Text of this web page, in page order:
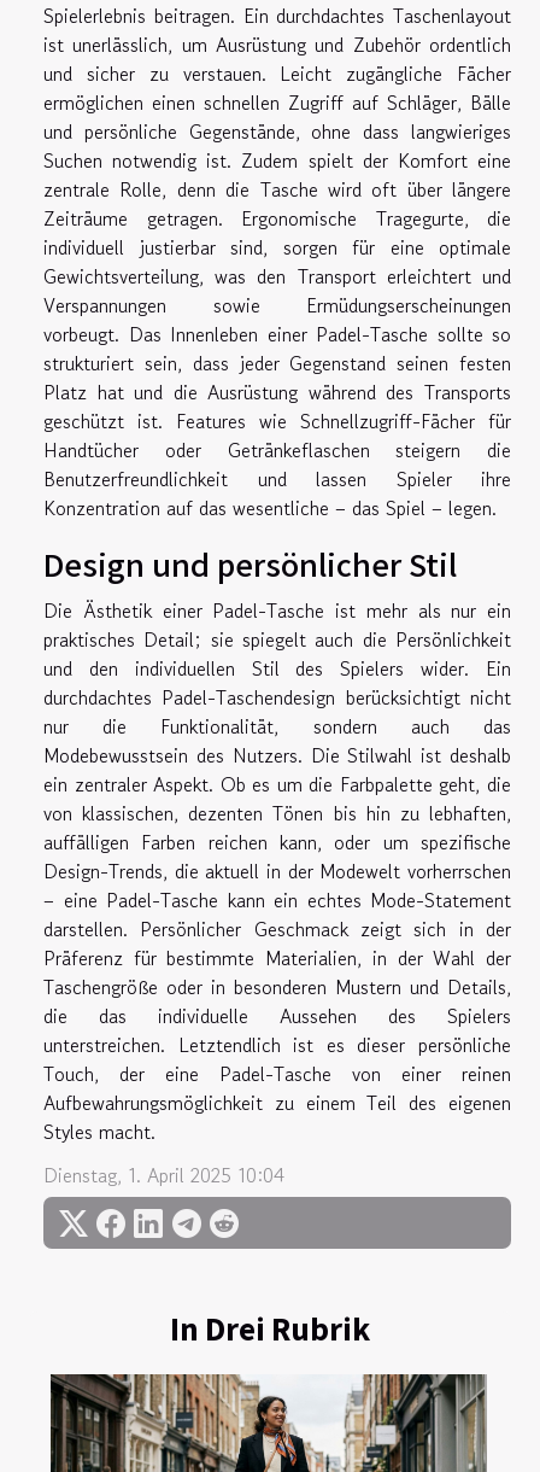
In Drei Rubrik
Spielerlebnis beitragen. Ein durchdachtes Taschenlayout
ist unerlässlich, um Ausrüstung und Zubehör ordentlich
und sicher zu verstauen. Leicht zugängliche Fächer
ermöglichen einen schnellen Zugriff auf Schläger, Bälle
und persönliche Gegenstände, ohne dass langwieriges
Suchen notwendig ist. Zudem spielt der Komfort eine
zentrale Rolle, denn die Tasche wird oft über längere
Zeiträume getragen. Ergonomische Tragegurte, die
individuell justierbar sind, sorgen für eine optimale
Gewichtsverteilung, was den Transport erleichtert und
Verspannungen sowie Ermüdungserscheinungen
vorbeugt. Das Innenleben einer Padel-Tasche sollte so
strukturiert sein, dass jeder Gegenstand seinen festen
Platz hat und die Ausrüstung während des Transports
geschützt ist. Features wie Schnellzugriff-Fächer für
Handtücher oder Getränkeflaschen steigern die
Benutzerfreundlichkeit und lassen Spieler ihre
Konzentration auf das wesentliche – das Spiel – legen.
Design und persönlicher Stil
Die Ästhetik einer Padel-Tasche ist mehr als nur ein
praktisches Detail; sie spiegelt auch die Persönlichkeit
und den individuellen Stil des Spielers wider. Ein
durchdachtes Padel-Taschendesign berücksichtigt nicht
nur die Funktionalität, sondern auch das
Modebewusstsein des Nutzers. Die Stilwahl ist deshalb
ein zentraler Aspekt. Ob es um die Farbpalette geht, die
von klassischen, dezenten Tönen bis hin zu lebhaften,
auffälligen Farben reichen kann, oder um spezifische
Design-Trends, die aktuell in der Modewelt vorherrschen
– eine Padel-Tasche kann ein echtes Mode-Statement
darstellen. Persönlicher Geschmack zeigt sich in der
Präferenz für bestimmte Materialien, in der Wahl der
Taschengröße oder in besonderen Mustern und Details,
die das individuelle Aussehen des Spielers
unterstreichen. Letztendlich ist es dieser persönliche
Touch, der eine Padel-Tasche von einer reinen
Aufbewahrungsmöglichkeit zu einem Teil des eigenen
Styles macht.
Dienstag, 1. April 2025 10:04